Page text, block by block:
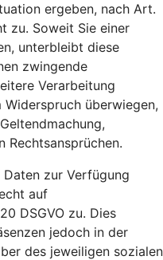
ergeben, nach Art.
zu. Soweit Sie einer
unterbleibt diese
zwingende
Verarbeitung
Widerspruch überwiegen,
Rechtsansprüchen.
zur Verfügung
auf
DSGVO zu. Dies
jedoch in der
des jeweiligen sozialen